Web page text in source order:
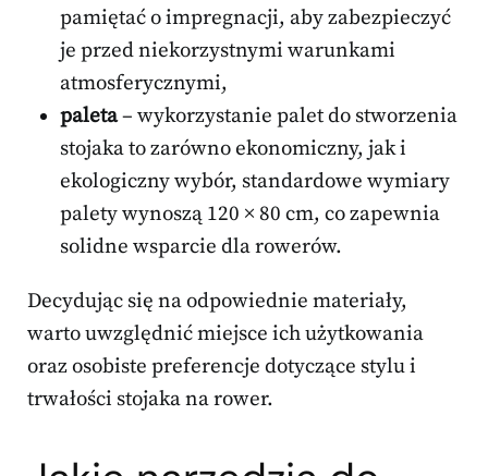
pamiętać o impregnacji, aby zabezpieczyć
je przed niekorzystnymi warunkami
atmosferycznymi,
paleta– wykorzystanie palet do stworzenia
stojaka to zarówno ekonomiczny, jak i
ekologiczny wybór, standardowe wymiary
palety wynoszą 120 × 80 cm, co zapewnia
solidne wsparcie dla rowerów.
Decydując się na odpowiednie materiały,
warto uwzględnić miejsce ich użytkowania
oraz osobiste preferencje dotyczące stylu i
trwałości stojaka na rower.